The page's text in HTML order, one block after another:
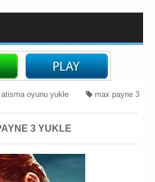
atisma oyunu yukle max payne 3
3 YUKLE